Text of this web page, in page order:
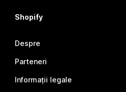
Shopify
Despre
Parteneri
Informații legale